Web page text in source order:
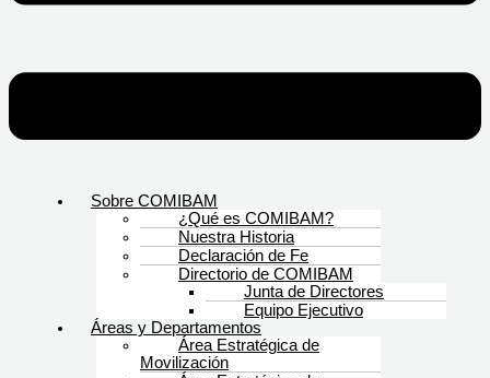
Sobre COMIBAM
¿Qué es COMIBAM?
Nuestra Historia
Declaración de Fe
Directorio de COMIBAM
Junta de Directores
Equipo Ejecutivo
Áreas y Departamentos
Área Estratégica de
Movilización